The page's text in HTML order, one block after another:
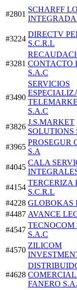
#2801
SCHARFF
INTEGRADA
#3224
DIRECTV
S.C.R.L
#3281 CONTACTO
S.A.C
#3490
SERVICIOS
S.A.C
#3826
J.S.MARKET
SOLUTIONS
#3965
PROSEGUR
S.A
#4045
CALA
#4154
TERCERIZA
S.C.R.L
#4228 GLOBOKAS
#4487 AVANCE
#4547
TECNOCOM
S.A.C
#4570
ZILICOM
#4628
FANERO